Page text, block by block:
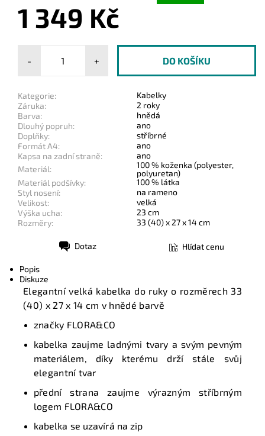
1 349 Kč
- +
Kategorie:
Kabelky
Záruka:
2 roky
Barva:
hnědá
Dlouhý popruh:
ano
Doplňky:
stříbrné
Formát A4:
ano
Kapsa na zadní straně:
ano
Materiál:
100 % koženka (polyester,
polyuretan)
Materiál podšívky:
100 % látka
Styl nosení:
na rameno
Velikost:
velká
Výška ucha:
23 cm
Rozměry:
33 (40) x 27 x 14 cm
Dotaz Hlídat cenu
Popis
Diskuze
Elegantní velká kabelka do ruky o rozměrech 33
(40) x 27 x 14 cm v hnědé barvě
značky FLORA&CO
kabelka zaujme ladnými tvary a svým pevným
materiálem, díky kterému držístále svůj
elegantní tvar
přední strana zaujme výrazným stříbrným
logem FLORA&CO
kabelka se uzavírá na zip